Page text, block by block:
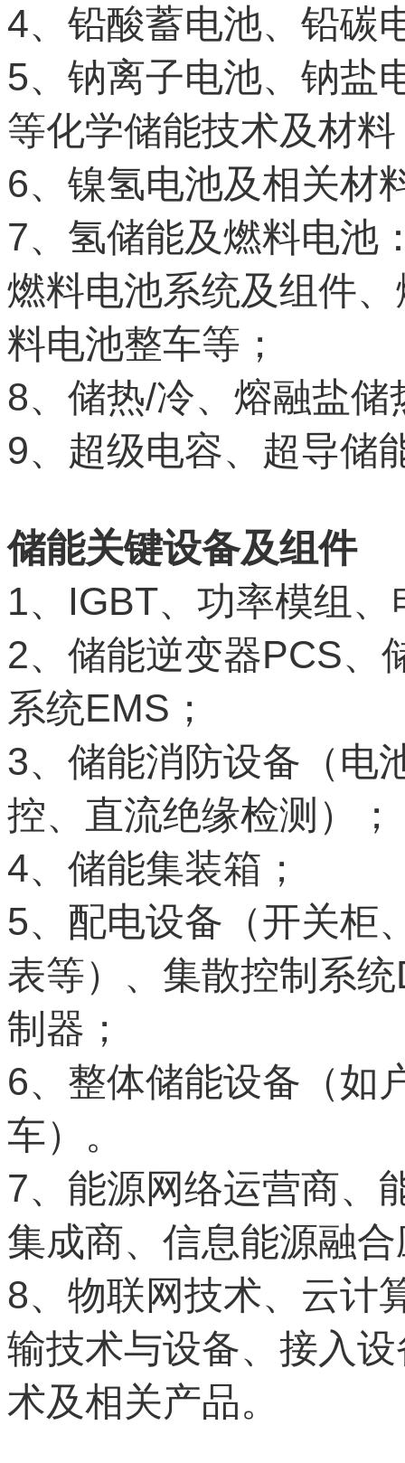
4、铅酸蓄电池、铅碳
5、钠离子电池、钠盐
等化学储能技术及材料
6、镍氢电池及相关材
7、氢储能及燃料电池
燃料电池系统及组件
料电池整车等；
8、储热/冷、熔融盐储
9、超级电容、超导储
储能关键设备及组件
1、 IGBT、功率模组
2、储能逆变器PCS、
系统EMS ；
3、储能消防设备（电
控、直流绝缘检测）；
4、储能集装箱；
5、配电设备（开关柜
表等）、集散控制系统
制器；
6、整体储能设备（如
车）。
7、能源网络运营商、
集成商、信息能源融
8、物联网技术、云计
输技术与设备、接入
术及相关产品。